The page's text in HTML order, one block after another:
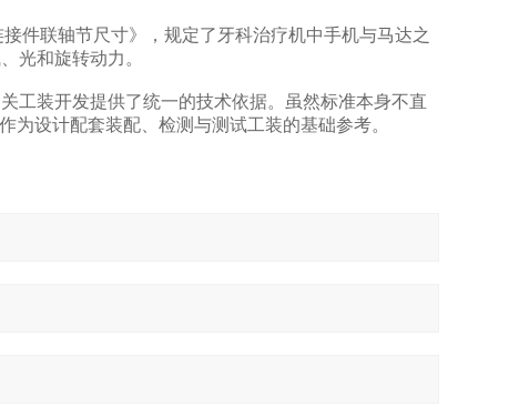
件联轴节尺寸》，规定了牙科治疗机中手机与马达之
光和旋转动力。
工装开发提供了统一的技术依据。虽然标准本身不直
设计配套‌装配、检测与测试工装‌的基础参考。